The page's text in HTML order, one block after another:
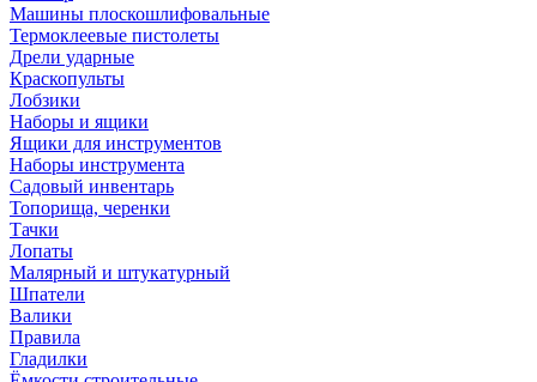
Машины плоскошлифовальные
Термоклеевые пистолеты
Дрели ударные
Краскопульты
Лобзики
Наборы и ящики
Ящики для инструментов
Наборы инструмента
Садовый инвентарь
Топорища, черенки
Тачки
Лопаты
Малярный и штукатурный
Шпатели
Валики
Правила
Гладилки